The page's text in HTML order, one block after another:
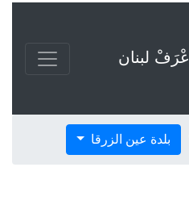
إعْرَفْ لبنان
بلدة عين الزرقا